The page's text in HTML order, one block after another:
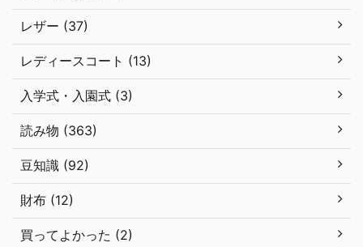
レザー (37)
レディースコート (13)
入学式・入園式 (3)
読み物 (363)
豆知識 (92)
財布 (12)
買ってよかった (2)